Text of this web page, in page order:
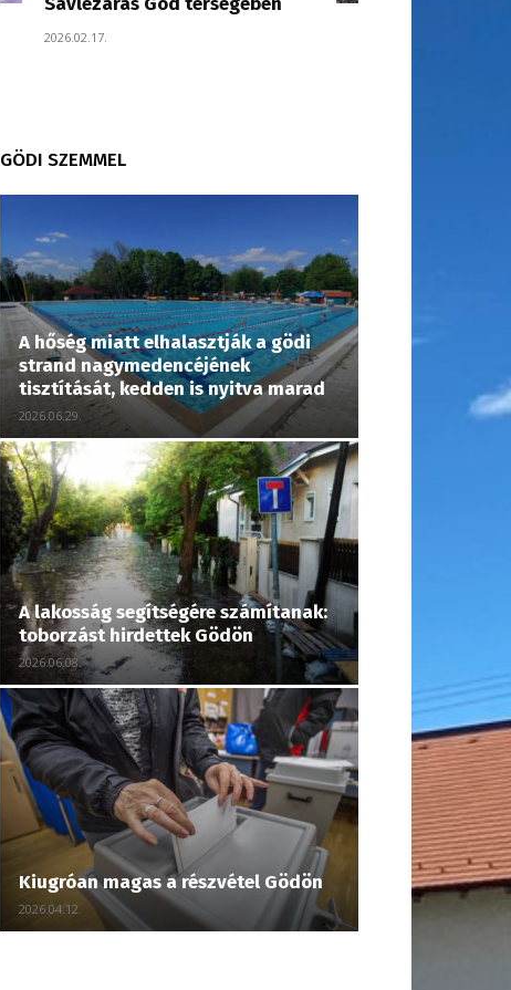
2026.02.17.
GÖDI SZEMMEL
A hőség miatt elhalasztják a gödi
strand nagymedencéjének
tisztítását, kedden is nyitva marad
2026.06.29.
A lakosság segítségére számítanak:
toborzást hirdettek Gödön
2026.06.08.
Kiugróan magas a részvétel Gödön
2026.04.12.